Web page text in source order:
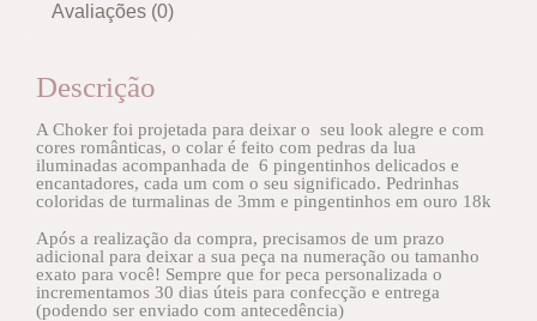
Avaliações (0)
Descrição
A Choker foi projetada para deixar o seu look alegre e com
cores românticas, o colar é feito com pedras da lua
iluminadas acompanhada de 6 pingentinhos delicados e
encantadores, cada um com o seu significado. Pedrinhas
coloridas de turmalinas de 3mm e pingentinhos em ouro 18k
Após a realização da compra, precisamos de um prazo
adicional para deixar a sua peça na numeração ou tamanho
exato para você! Sempre que for peca personalizada o
incrementamos 30 dias úteis para confecção e entrega
(podendo ser enviado com antecedência)